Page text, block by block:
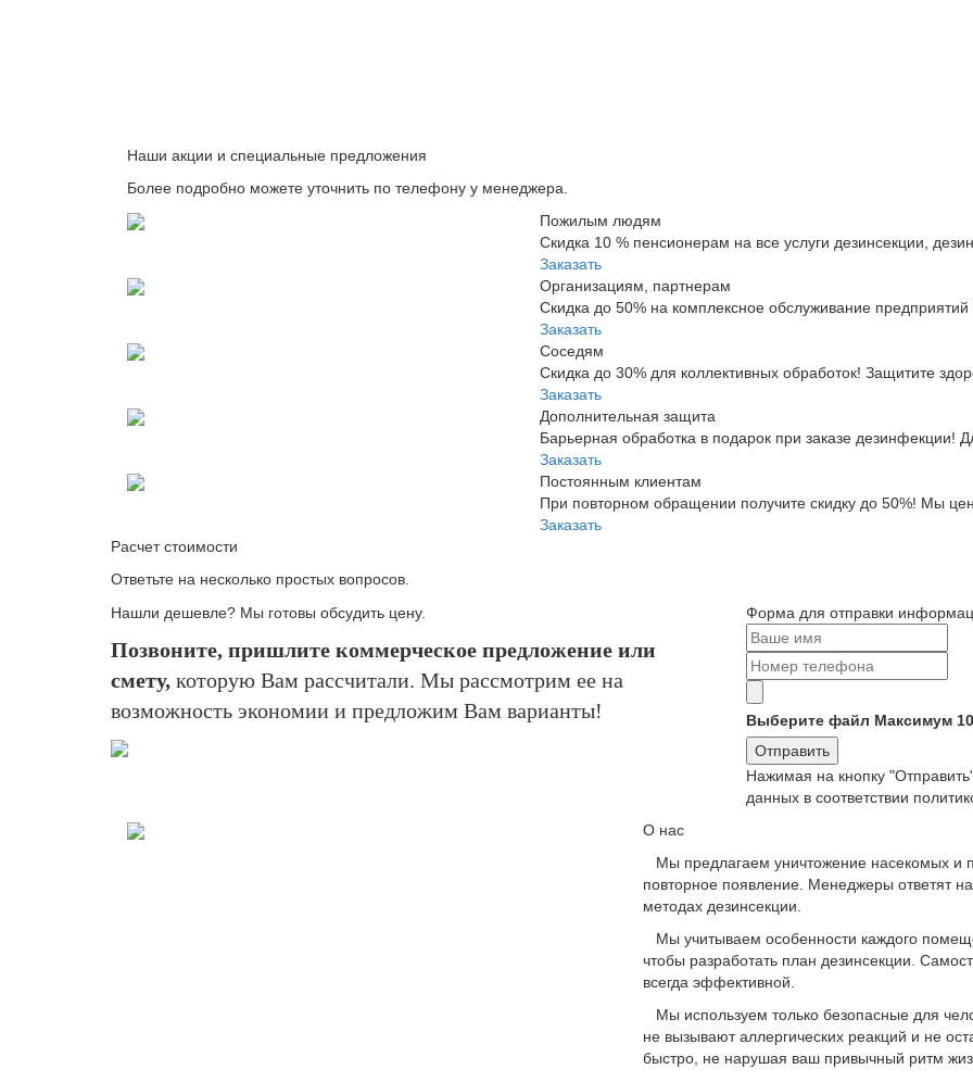
Наши акции и специальные предложения
Более подробно можете уточнить по телефону у менеджера.
Пожилым людям
Скидка 10 % пенсионерам на все услуги дезинсекции,
Заказать
Организациям, партнерам
Скидка до 50% на комплексное обслуживание предприятий
Заказать
Соседям
Скидка до 30% для коллективных обработок! Защитите
Заказать
Дополнительная защита
Барьерная обработка в подарок при заказе дезинфекции!
Заказать
Постоянным клиентам
При повторном обращении получите скидку до 50%! Мы
Заказать
Расчет стоимости
Ответьте на несколько простых вопросов.
Нашли дешевле? Мы готовы обсудить цену.
Позвоните, пришлите коммерческое предложение или
смету, которую Вам рассчитали. Мы рассмотрим ее на
возможность экономии и предложим Вам варианты!
Форма для отправки
Выберите файл Максимум
Отправить
Нажимая на кнопку
данных в соответствии
О нас
Мы предлагаем уничтожение насекомых и
повторное появление. Менеджеры ответят
методах дезинсекции.
Мы учитываем особенности каждого
чтобы разработать план дезинсекции.
всегда эффективной.
Мы используем только безопасные для
не вызывают аллергических реакций и не
быстро, не нарушая ваш привычный ритм